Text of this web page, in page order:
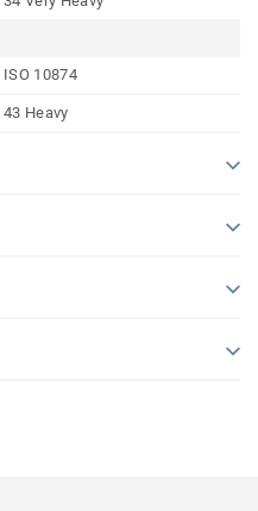
ISO 10874
43 Heavy